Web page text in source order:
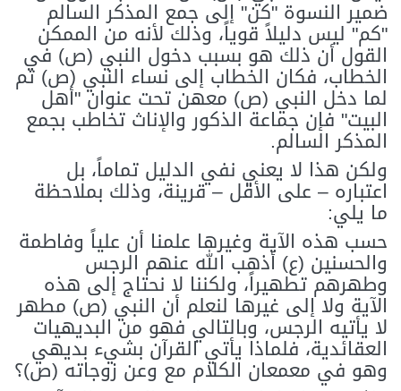
ضمير النسوة "كن" إلى جمع المذكر السالم
"كم" ليس دليلاً قوياً، وذلك لأنه من الممكن
القول أن ذلك هو بسبب دخول النبي (ص) في
الخطاب، فكان الخطاب إلى نساء النبي (ص) ثم
لما دخل النبي (ص) معهن تحت عنوان "أهل
البيت" فإن جماعة الذكور والإناث تخاطب بجمع
المذكر السالم.
ولكن هذا لا يعني نفي الدليل تماماً، بل
اعتباره – على الأقل – قرينة، وذلك بملاحظة
ما يلي:
حسب هذه الآية وغيرها علمنا أن علياً وفاطمة
والحسنين (ع) أذهب الله عنهم الرجس
وطهرهم تطهيراً، ولكننا لا نحتاج إلى هذه
الآية ولا إلى غيرها لنعلم أن النبي (ص) مطهر
لا يأتيه الرجس، وبالتالي فهو من البديهيات
العقائدية، فلماذا يأتي القرآن بشيء بديهي
وهو في معمعان الكلام مع وعن زوجاته (ص)؟